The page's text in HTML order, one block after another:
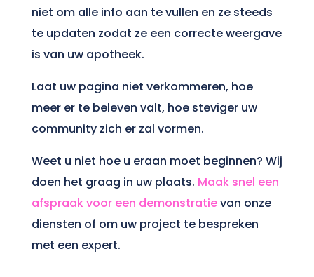
niet om alle info aan te vullen en ze steeds
te updaten zodat ze een correcte weergave
is van uw apotheek.
Laat uw pagina niet verkommeren, hoe
meer er te beleven valt, hoe steviger uw
community zich er zal vormen.
Weet u niet hoe u eraan moet beginnen? Wij
doen het graag in uw plaats. Maak snel een
afspraak voor een demonstratievan onze
diensten of om uw project te bespreken
met een expert.